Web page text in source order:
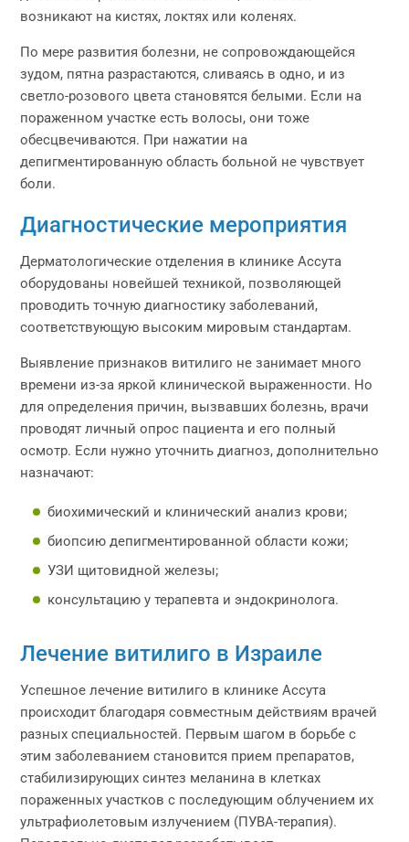
возникают на кистях, локтях или коленях.
По мере развития болезни, не сопровождающейся
зудом, пятна разрастаются, сливаясь в одно, и из
светло-розового цвета становятся белыми. Если на
пораженном участке есть волосы, они тоже
обесцвечиваются. При нажатии на
депигментированную область больной не чувствует
боли.
Диагностические мероприятия
Дерматологические отделения в клинике Ассута
оборудованы новейшей техникой, позволяющей
проводить точную диагностику заболеваний,
соответствующую высоким мировым стандартам.
Выявление признаков витилиго не занимает много
времени из-за яркой клинической выраженности. Но
для определения причин, вызвавших болезнь, врачи
проводят личный опрос пациента и его полный
осмотр. Если нужно уточнить диагноз, дополнительно
назначают:
биохимический и клинический анализ крови;
биопсию депигментированной области кожи;
УЗИ щитовидной железы;
консультацию у терапевта и эндокринолога.
Лечение витилиго в Израиле
Успешное лечение витилиго в клинике Ассута
происходит благодаря совместным действиям врачей
разных специальностей. Первым шагом в борьбе с
этим заболеванием становится прием препаратов,
стабилизирующих синтез меланина в клетках
пораженных участков с последующим облучением их
ультрафиолетовым излучением (ПУВА-терапия).